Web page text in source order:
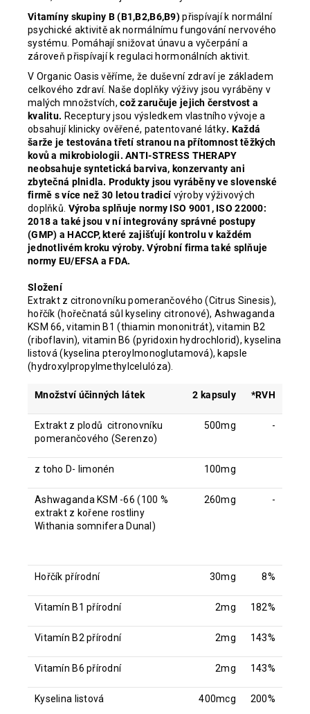
Vitamíny skupiny B (B1,B2,B6,B9)přispívají k normální
psychické aktivitě ak normálnímu fungování nervového
systému. Pomáhají snižovat únavu a vyčerpání a
zároveň přispívají k regulaci hormonálních aktivit.
V Organic Oasis věříme, že duševní zdraví je základem
celkového zdraví. Naše doplňky výživy jsou vyráběny v
malých množstvích, což zaručuje jejich čerstvost a
kvalitu. Receptury jsou výsledkem vlastního vývoje a
obsahují klinicky ověřené, patentované látky. Každá
šarže je testována třetí stranou na přítomnost těžkých
kovů a mikrobiologii. ANTI-STRESS THERAPY
neobsahuje syntetická barviva, konzervanty ani
zbytečná plnidla. Produkty jsou vyráběny ve slovenské
firmě s více než 30 letou tradicívýroby výživových
doplňků. Výroba splňuje normy ISO 9001, ISO 22000:
2018 a také jsou v ní integrovány správné postupy
(GMP) a HACCP, které zajišťují kontrolu v každém
jednotlivém kroku výroby. Výrobní firma také splňuje
normy EU/EFSA a FDA.
Složení
Extrakt z citronovníku pomerančového (Citrus Sinesis),
hořčík (hořečnatá sůl kyseliny citronové), Ashwaganda
KSM 66, vitamin B1 (thiamin mononitrát), vitamin B2
(riboflavin), vitamin B6 (pyridoxin hydrochlorid), kyselina
listová (kyselina pteroylmonoglutamová), kapsle
(hydroxylpropylmethylcelulóza).
Množství účinných látek 2 kapsuly *RVH
Extrakt z plodů citronovníku
pomerančového (Serenzo)
500mg -
z toho D- limonén 100mg
Ashwaganda KSM -66 (100 %
extrakt z kořene rostliny
Withania somnifera Dunal)
260mg -
Hořčík přírodní 30mg 8%
Vitamín B1 přírodní 2mg 182%
Vitamín B2 přírodní 2mg 143%
Vitamín B6 přírodní 2mg 143%
Kyselina listová 400mcg 200%